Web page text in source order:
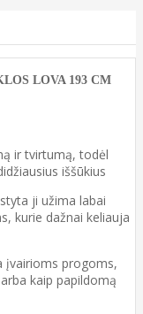
LOVA 193 CM
ir tvirtumą, todėl
iššūkius
ji užima labai
kurie dažnai keliauja
įvairioms progoms,
kaip papildomą